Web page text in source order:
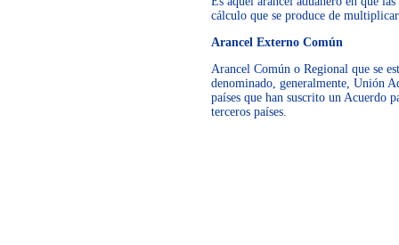
cálculo que se produce de
Arancel Externo Común
Arancel Común o Regional que se
denominado, generalmente, Unión
países que han suscrito un Acuerdo
terceros países.